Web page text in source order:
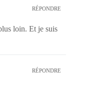
RÉPONDRE
loin. Et je suis
RÉPONDRE